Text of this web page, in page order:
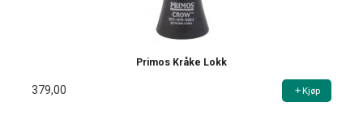
Primos Kråke Lokk
379,00 Kjøp